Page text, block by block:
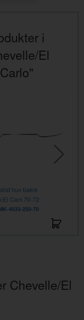
i
El
huv bakre
El Cam 70-72
4033-250-70
Chevelle/El